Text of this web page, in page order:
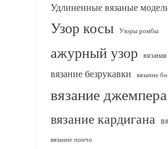
Удлиненные вязаные
Узор косы Узоры ромбы
ажурный узор
вязание безрукавки вязание
вязание джемпера
вязание кардигана
вязание пончо